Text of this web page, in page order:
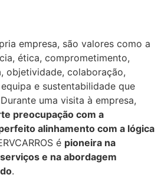
empresa, são valores como a
ética, comprometimento,
objetividade, colaboração,
e sustentabilidade que
uma visita à empresa,
preocupação com a
alinhamento com a lógica
é pioneira na
e na abordagem
.